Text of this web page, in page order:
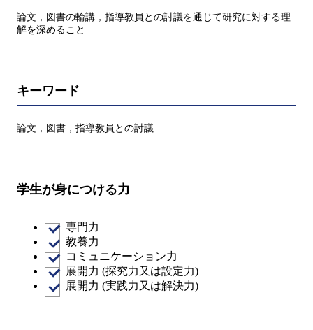
論文，図書の輪講，指導教員との討議を通じて研究に対する理
解を深めること
キーワード
論文，図書，指導教員との討議
学生が身につける力
専門力
教養力
コミュニケーション力
展開力 (探究力又は設定力)
展開力 (実践力又は解決力)